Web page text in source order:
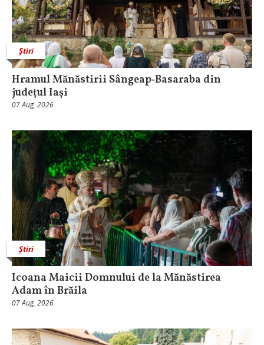
Știri
Hramul Mănăstirii Sângeap‑Basaraba din
judeţul Iaşi
07 Aug, 2026
Știri
Icoana Maicii Domnului de la Mănăstirea
Adam în Brăila
07 Aug, 2026